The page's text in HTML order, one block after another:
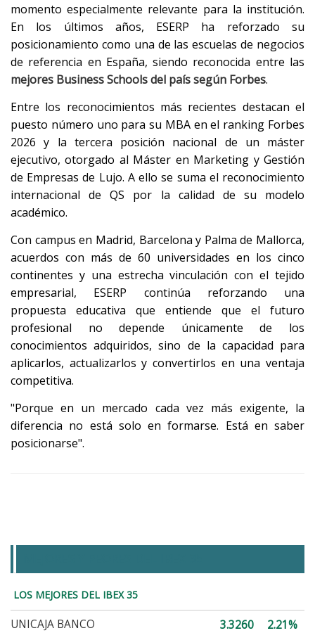
momento especialmente relevante para la institución.
En los últimos años, ESERP ha reforzado su
posicionamiento como una de las escuelas de negocios
de referencia en España, siendo reconocida entre las
mejores Business Schools del país según Forbes.
Entre los reconocimientos más recientes destacan el
puesto número uno para su MBA en el ranking Forbes
2026 y la tercera posición nacional de un máster
ejecutivo, otorgado al Máster en Marketing y Gestión
de Empresas de Lujo. A ello se suma el reconocimiento
internacional de QS por la calidad de su modelo
académico.
Con campus en Madrid, Barcelona y Palma de Mallorca,
acuerdos con más de 60 universidades en los cinco
continentes y una estrecha vinculación con el tejido
empresarial, ESERP continúa reforzando una
propuesta educativa que entiende que el futuro
profesional no depende únicamente de los
conocimientos adquiridos, sino de la capacidad para
aplicarlos, actualizarlos y convertirlos en una ventaja
competitiva.
"Porque en un mercado cada vez más exigente, la
diferencia no está solo en formarse. Está en saber
posicionarse".
LOS MEJORES DEL IBEX 35
UNICAJA BANCO 3.3260
2.21%